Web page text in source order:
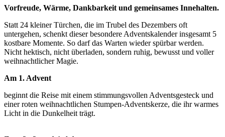
Vorfreude, Wärme, Dankbarkeit und gemeinsames Innehalten.
Statt 24 kleiner Türchen, die im Trubel des Dezembers oft
untergehen, schenkt dieser besondere Adventskalender insgesamt 5
kostbare Momente. So darf das Warten wieder spürbar werden.
Nicht hektisch, nicht überladen, sondern ruhig, bewusst und voller
weihnachtlicher Magie.
Am 1. Advent
beginnt die Reise mit einem stimmungsvollen Adventsgesteck und
einer roten weihnachtlichen Stumpen-Adventskerze, die ihr warmes
Licht in die Dunkelheit trägt.